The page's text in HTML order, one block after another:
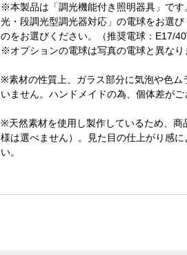
※本製品は「調光機能付き照明器具」で
光・段調光型調光器対応」の電球をお選
のをお選びください。（推奨電球：E17/
※オプションの電球は写真の電球と異なり
※素材の性質上、ガラス部分に気泡や色
いません。ハンドメイドの為、個体差が
※天然素材を使用し製作しているため、
様は選べません）。見た目の仕上がり感
い。